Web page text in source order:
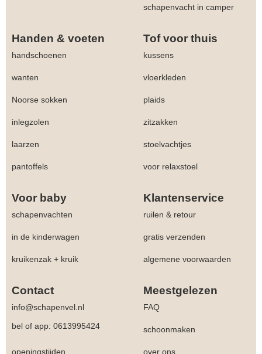
schapenvacht in camper
Handen & voeten Tof voor thuis
handschoenen kussens
wanten vloerkleden
Noorse sokken plaids
inlegzolen zitzakken
laarzen stoelvachtjes
pantoffels voor relaxstoel
Voor baby Klantenservice
schapenvachten ruilen & retour
in de kinderwagen gratis verzenden
kruikenzak + kruik algemene voorwaarden
Contact Meestgelezen
info@schapenvel.nl
FAQ
bel of app: 0613995424
schoonmaken
openingstijden over ons